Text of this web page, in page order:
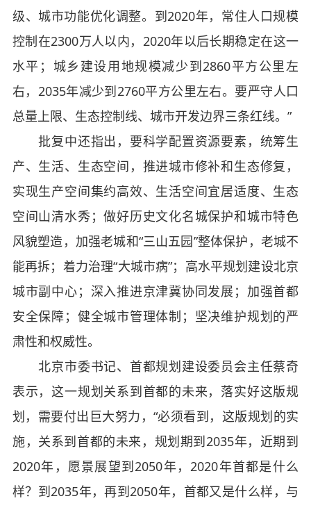
级、城市功能优化调整。到2020年，常住人口规模
控制在2300万人以内，2020年以后长期稳定在这一
水平；城乡建设用地规模减少到2860平方公里左
右，2035年减少到2760平方公里左右。要严守人口
总量上限、生态控制线、城市开发边界三条红线。”
批复中还指出，要科学配置资源要素，统筹生
产、生活、生态空间，推进城市修补和生态修复，
实现生产空间集约高效、生活空间宜居适度、生态
空间山清水秀；做好历史文化名城保护和城市特色
风貌塑造，加强老城和“三山五园”整体保护，老城不
能再拆；着力治理“大城市病”；高水平规划建设北京
城市副中心；深入推进京津冀协同发展；加强首都
安全保障；健全城市管理体制；坚决维护规划的严
肃性和权威性。
北京市委书记、首都规划建设委员会主任蔡奇
表示，这一规划关系到首都的未来，落实好这版规
划，需要付出巨大努力，“必须看到，这版规划的实
施，关系到首都的未来，规划期到2035年，近期到
2020年，愿景展望到2050年，2020年首都是什么
样？到2035年，再到2050年，首都又是什么样，与